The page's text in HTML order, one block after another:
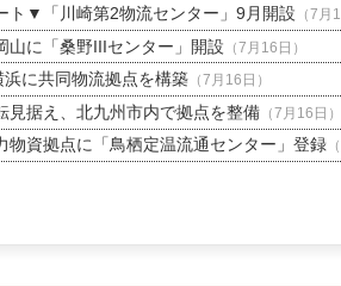
ト▼「川崎第2物流センター」9月開設 （7月
山に「桑野IIIセンター」開設 （7月16日）
に共同物流拠点を構築（7月16日）
据え、北九州市内で拠点を整備（7月16日）
資拠点に「鳥栖定温流通センター」登録